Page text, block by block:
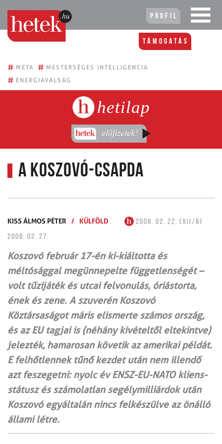
Profil
Támogatás
# META # MESTERSÉGES INTELLIGENCIA
# ENERGIAVÁLSÁG
hetilap
A Koszovó-csapda
KISS ÁLMOS PÉTER / KÜLFÖLD
2008. 02. 22. (XII/8)
2008. 02. 27.
Koszovó február 17-én ki-kiáltotta és
méltósággal megünnepelte függetlenségét –
volt tűzijáték és utcai felvonulás, óriástorta,
ének és zene. A szuverén Koszovó
Köztársaságot máris elismerte számos ország,
és az EU tagjai is (néhány kivételtől eltekintve)
jelezték, hamarosan követik az amerikai példát.
E felhőtlennek tűnő kezdet után nem illendő
azt feszegetni: nyolc év ENSZ-EU-NATO kliens-
státusz és számolatlan segélymilliárdok után
Koszovó egyáltalán nincs felkészülve az önálló
állami létre.